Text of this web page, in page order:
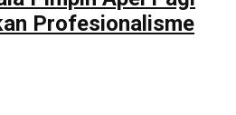
Profesionalisme